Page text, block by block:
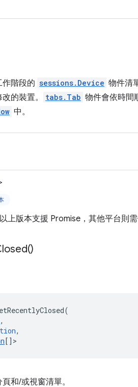
階段的 sessions.Device 物件清
的裝置。
tabs.Tab 物件會依時間
中。
上版本支援 Promise，其他平台則需
)
(
,
,
[] >
和/或視窗清單。